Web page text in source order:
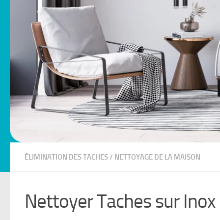
ÉLIMINATION DES TACHES/ NETTOYAGE DE LA MAISON
Nettoyer Taches sur